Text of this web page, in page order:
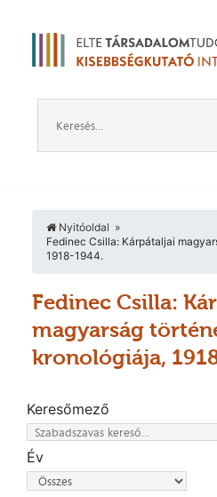
Nyitóoldal
Fedinec Csilla: Kárpátaljai
1918-1944.
Fedinec Csilla:
magyarság
kronológiája,
Keresőmező
Év